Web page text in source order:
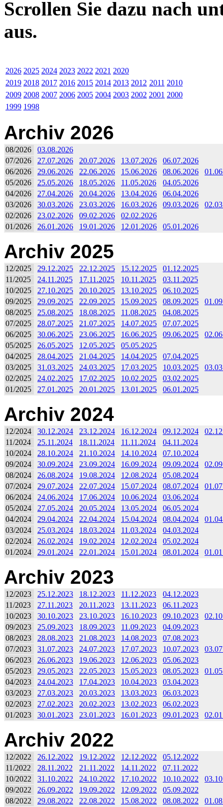
Scrollen Sie dazu nach
aus.
2026 2025 2024 2023 2022 2021 2020
2019 2018 2017 2016 2015 2014 2013 2012 2011 2010
2009 2008 2007 2006 2005 2004 2003 2002 2001 2000
1999 1998
Archiv 2026
08/2026
03.08.2026
07/2026
27.07.2026 20.07.2026 13.07.2026
06.07.2026
06/2026
29.06.2026 22.06.2026 15.06.2026 08.06.2026
05/2026
25.05.2026 18.05.2026 11.05.2026
04.05.2026
04/2026
27.04.2026 20.04.2026 13.04.2026
06.04.2026
03/2026
30.03.2026 23.03.2026 16.03.2026 09.03.2026
02/2026
23.02.2026 09.02.2026
02.02.2026
01/2026
26.01.2026 19.01.2026 12.01.2026 05.01.2026
Archiv 2025
12/2025 29.12.2025 22.12.2025 15.12.2025
01.12.2025
11/2025
24.11.2025 17.11.2025 10.11.2025
03.11.2025
10/2025
27.10.2025 20.10.2025 13.10.2025
06.10.2025
09/2025
29.09.2025 22.09.2025 15.09.2025 08.09.2025
08/2025
25.08.2025 18.08.2025 11.08.2025
04.08.2025
07/2025
28.07.2025 21.07.2025 14.07.2025
07.07.2025
06/2025
30.06.2025 23.06.2025 16.06.2025 09.06.2025
05/2025
26.05.2025 12.05.2025
05.05.2025
04/2025
28.04.2025 21.04.2025 14.04.2025
07.04.2025
03/2025
31.03.2025 24.03.2025 17.03.2025 10.03.2025
02/2025
24.02.2025 17.02.2025 10.02.2025
03.02.2025
01/2025
27.01.2025 20.01.2025 13.01.2025 06.01.2025
Archiv 2024
12/2024 30.12.2024 23.12.2024 16.12.2024 09.12.2024
11/2024
25.11.2024 18.11.2024 11.11.2024
04.11.2024
10/2024
28.10.2024 21.10.2024 14.10.2024
07.10.2024
09/2024
30.09.2024 23.09.2024 16.09.2024 09.09.2024
08/2024
26.08.2024 19.08.2024 12.08.2024
05.08.2024
07/2024
29.07.2024 22.07.2024 15.07.2024 08.07.2024
06/2024
24.06.2024 17.06.2024 10.06.2024
03.06.2024
05/2024
27.05.2024 20.05.2024 13.05.2024
06.05.2024
04/2024
29.04.2024 22.04.2024 15.04.2024 08.04.2024
03/2024
25.03.2024 18.03.2024 11.03.2024
04.03.2024
02/2024
26.02.2024 19.02.2024 12.02.2024
05.02.2024
01/2024
29.01.2024 22.01.2024 15.01.2024 08.01.2024
Archiv 2023
12/2023 25.12.2023 18.12.2023 11.12.2023
04.12.2023
11/2023
27.11.2023 20.11.2023 13.11.2023
06.11.2023
10/2023
30.10.2023 23.10.2023 16.10.2023 09.10.2023
09/2023
25.09.2023 18.09.2023 11.09.2023
04.09.2023
08/2023
28.08.2023 21.08.2023 14.08.2023
07.08.2023
07/2023
31.07.2023 24.07.2023 17.07.2023 10.07.2023
06/2023
26.06.2023 19.06.2023 12.06.2023
05.06.2023
05/2023
29.05.2023 22.05.2023 15.05.2023 08.05.2023
04/2023
24.04.2023 17.04.2023 10.04.2023
03.04.2023
03/2023
27.03.2023 20.03.2023 13.03.2023
06.03.2023
02/2023
27.02.2023 20.02.2023 13.02.2023
06.02.2023
01/2023
30.01.2023 23.01.2023 16.01.2023 09.01.2023
Archiv 2022
12/2022 26.12.2022 19.12.2022 12.12.2022
05.12.2022
11/2022
28.11.2022 21.11.2022 14.11.2022
07.11.2022
10/2022
31.10.2022 24.10.2022 17.10.2022 10.10.2022
09/2022
26.09.2022 19.09.2022 12.09.2022
05.09.2022
08/2022
29.08.2022 22.08.2022 15.08.2022 08.08.2022